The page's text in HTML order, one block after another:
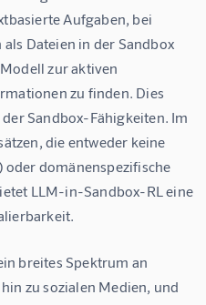
Aufgaben, bei
Dateien in der Sandbox
zur aktiven
zu finden. Dies
Sandbox-Fähigkeiten. Im
die entweder keine
domänenspezifische
LLM-in-Sandbox-RL eine
breites Spektrum an
zu sozialen Medien, und